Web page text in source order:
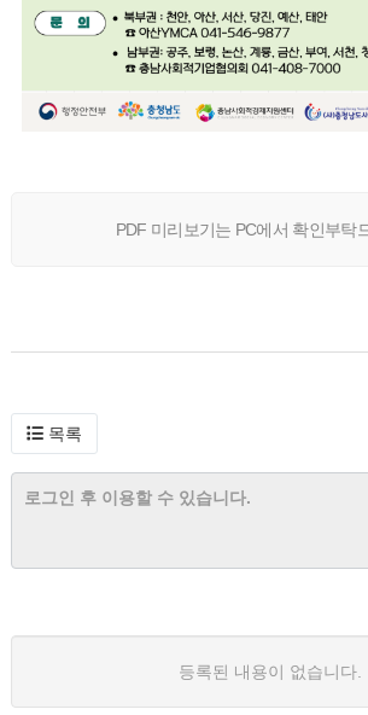
PDF 미리보기는 PC에서 확인부탁
목록
등록된 내용이 없습니다.